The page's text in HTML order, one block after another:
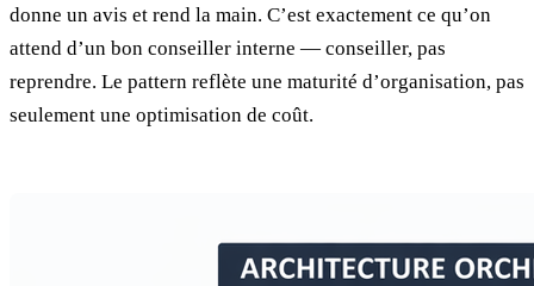
donne un avis et rend la main. C’est exactement ce qu’on
attend d’un bon conseiller interne — conseiller, pas
reprendre. Le pattern reflète une maturité d’organisation, pas
seulement une optimisation de coût.